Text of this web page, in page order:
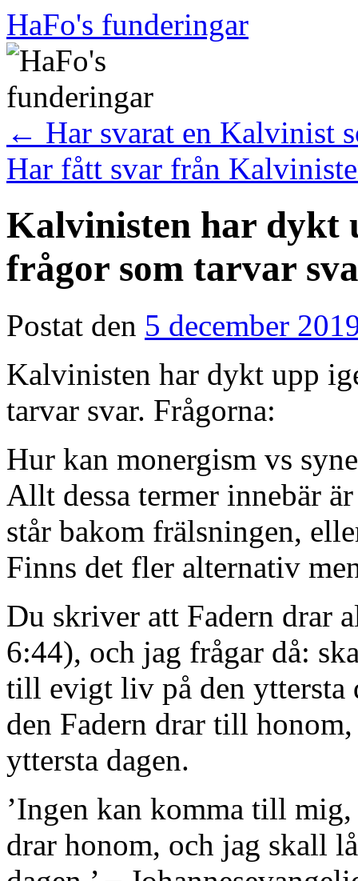
Hoppa
till
innehåll
HaFo's funderingar
← Har svarat en Kalvinist
Har fått svar från
Kalvinisten har dykt
frågor som tarvar
Postat den 5 december
Kalvinisten har dykt upp
tarvar svar. Frågorna:
Hur kan monergism vs
Allt dessa termer innebär
står bakom frälsningen,
Finns det fler alternativ
Du skriver att Fadern drar
6:44), och jag frågar då:
till evigt liv på den yttersta
den Fadern drar till
yttersta dagen.
’Ingen kan komma till
drar honom, och jag skall